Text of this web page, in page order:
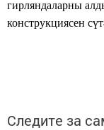
гирляндаларны
конструкциясен
Следите за